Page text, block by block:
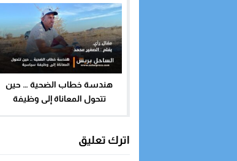
هندسة خطاب الضحية … حين
تتحول المعاناة إلى وظيفة
اترك تعليق